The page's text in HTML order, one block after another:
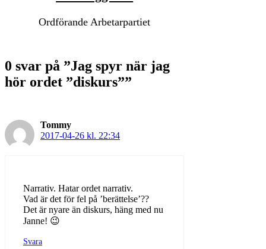
Ordförande Arbetarpartiet
0 svar på ”Jag spyr när jag
hör ordet ”diskurs””
Tommy
2017-04-26 kl. 22:34
Narrativ. Hatar ordet narrativ.
Vad är det för fel på ’berättelse’??
Det är nyare än diskurs, häng med nu
Janne! 😉
Svara